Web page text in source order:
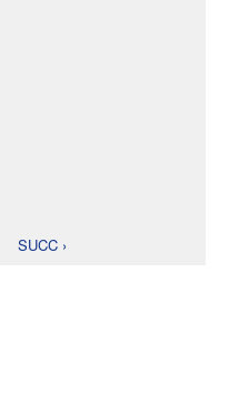
SUCC ›